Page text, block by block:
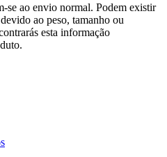
se ao envio normal. Podem existir
ao peso, tamanho ou
esta informação